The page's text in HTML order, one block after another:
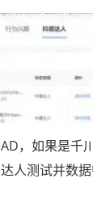
，如果是千
人测试并数